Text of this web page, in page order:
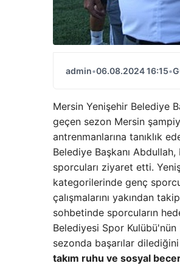
admin•06.08.2024 16:15•
Mersin Yenişehir Belediye
geçen sezon Mersin
antrenmanlarına tanıklık
Belediye Başkanı
sporcuları ziyaret etti.
kategorilerinde genç
çalışmalarını yakından
sohbetinde sporcuların
Belediyesi Spor
sezonda başarılar
takım ruhu ve sosyal